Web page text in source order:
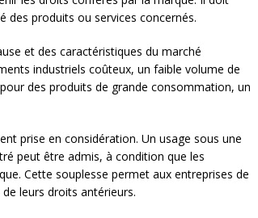
des produits ou services concernés.
et des caractéristiques du marché
industriels coûteux, un faible volume de
des produits de grande consommation, un
prise en considération. Un usage sous une
peut être admis, à condition que les
Cette souplesse permet aux entreprises de
leurs droits antérieurs.